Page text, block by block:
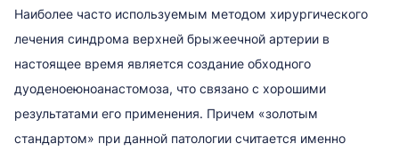
Наиболее часто используемым методом хирургического
лечения синдрома верхней брыжеечной артерии в
настоящее время является создание обходного
дуоденоеюноанастомоза, что связано с хорошими
результатами его применения. Причем «золотым
стандартом» при данной патологии считается именно